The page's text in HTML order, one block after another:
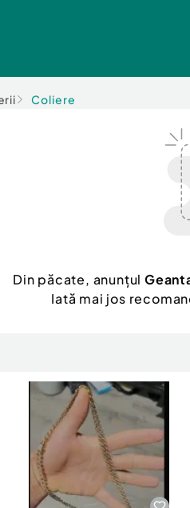
Coliere
Din păcate, anunțul
Iată mai jos